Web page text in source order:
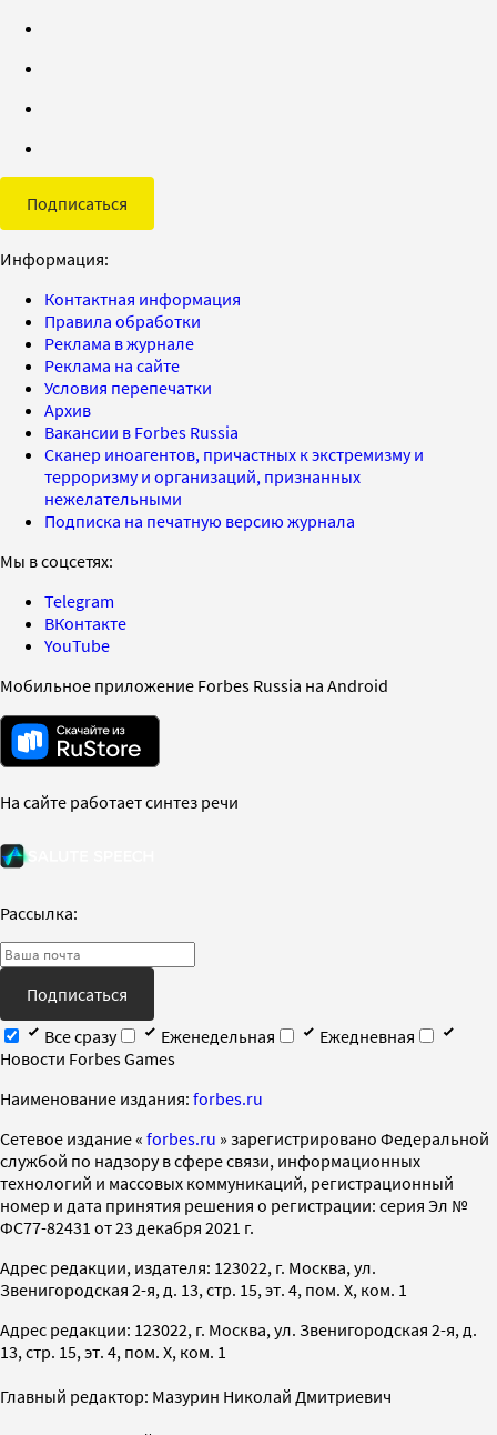
Подписаться
Информация:
Контактная информация
Правила обработки
Реклама в журнале
Реклама на сайте
Условия перепечатки
Архив
Вакансии в Forbes Russia
Сканер иноагентов, причастных к экстремизму и
терроризму и организаций, признанных
нежелательными
Подписка на печатную версию журнала
Мы в соцсетях:
Telegram
ВКонтакте
YouTube
Мобильное приложение Forbes Russia на Android
На сайте работает синтез речи
Рассылка:
Подписаться
Все сразу
Еженедельная
Ежедневная
Новости Forbes Games
Наименование издания: forbes.ru
Cетевое издание « forbes.ru » зарегистрировано Федеральной
службой по надзору в сфере связи, информационных
технологий и массовых коммуникаций, регистрационный
номер и дата принятия решения о регистрации: серия Эл №
ФС77-82431 от 23 декабря 2021 г.
Адрес редакции, издателя: 123022, г. Москва, ул.
Звенигородская 2-я, д. 13, стр. 15, эт. 4, пом. X, ком. 1
Адрес редакции: 123022, г. Москва, ул. Звенигородская 2-я, д.
13, стр. 15, эт. 4, пом. X, ком. 1
Главный редактор: Мазурин Николай Дмитриевич